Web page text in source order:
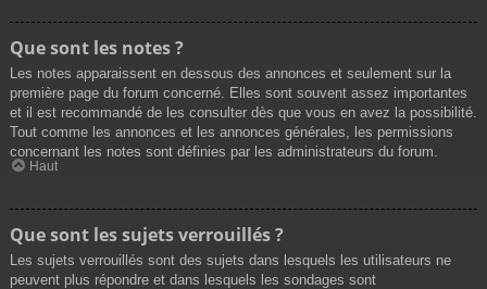
Que sont les notes ?
Les notes apparaissent en dessous des annonces et seulement sur la
première page du forum concerné. Elles sont souvent assez importantes
et il est recommandé de les consulter dès que vous en avez la possibilité.
Tout comme les annonces et les annonces générales, les permissions
concernant les notes sont définies par les administrateurs du forum.
Haut
Que sont les sujets verrouillés ?
Les sujets verrouillés sont des sujets dans lesquels les utilisateurs ne
peuvent plus répondre et dans lesquels les sondages sont